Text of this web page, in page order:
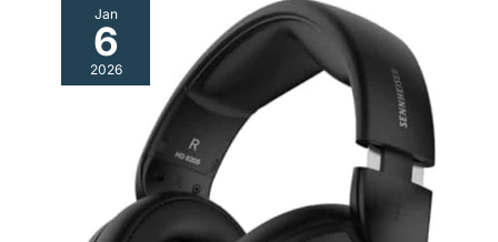
vous avez des questions
lors de l'utilisation,
veuillez contacter le
service client NANK dès
que possible et nous
vous répondrons dès
que possible dans les 24
Jan
6
2026